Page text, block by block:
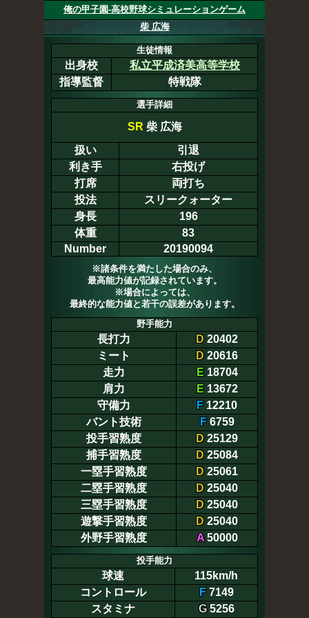
俺の甲子園-高校野球シミュレーションゲーム
柴 広海
生徒情報
出身校
私立平成済美高等学校
指導監督
特戦隊
選手詳細
SR 柴 広海
扱い
引退
利き手
右投げ
打席
両打ち
投法
スリークォーター
身長
196
体重
83
Number
20190094
※諸条件を満たした場合のみ、
最高能力値が記録されています。
※場合によっては、
最終的な能力値と若干の誤差があります。
野手能力
長打力 D 20402
ミート
D 20616
走力
E18704
肩力
E13672
守備力
F 12210
バント技術
F6759
投手習熟度
D 25129
捕手習熟度
D 25084
一塁手習熟度
D 25061
二塁手習熟度
D 25040
三塁手習熟度
D 25040
遊撃手習熟度
D 25040
外野手習熟度
A50000
投手能力
球速
115km/h
コントロール
F7149
スタミナ
G5256